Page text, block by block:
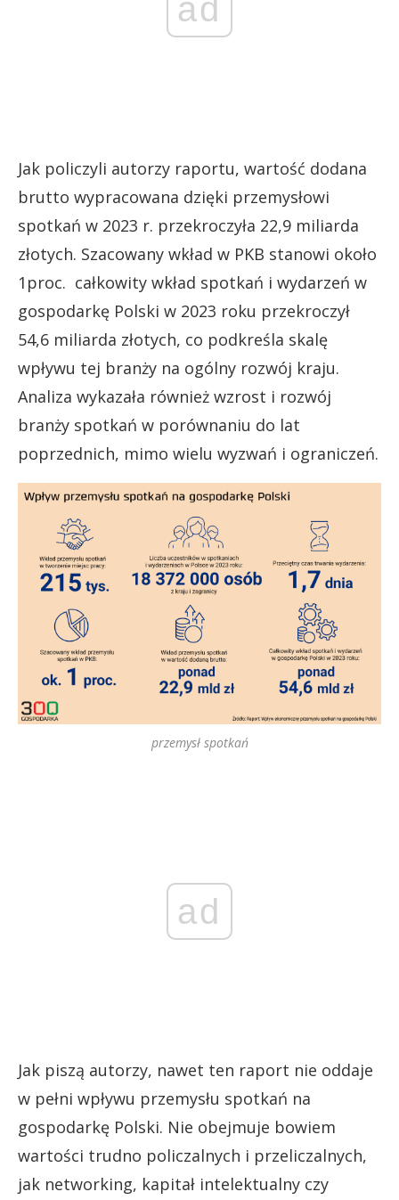
ad
Jak policzyli autorzy raportu, wartość dodana
brutto wypracowana dzięki przemysłowi
spotkań w 2023 r. przekroczyła 22,9 miliarda
złotych. Szacowany wkład w PKB stanowi około
1proc. całkowity wkład spotkań i wydarzeń w
gospodarkę Polski w 2023 roku przekroczył
54,6 miliarda złotych, co podkreśla skalę
wpływu tej branży na ogólny rozwój kraju.
Analiza wykazała również wzrost i rozwój
branży spotkań w porównaniu do lat
poprzednich, mimo wielu wyzwań i ograniczeń.
przemysł spotkań
ad
Jak piszą autorzy, nawet ten raport nie oddaje
w pełni wpływu przemysłu spotkań na
gospodarkę Polski. Nie obejmuje bowiem
wartości trudno policzalnych i przeliczalnych,
jak networking, kapitał intelektualny czy